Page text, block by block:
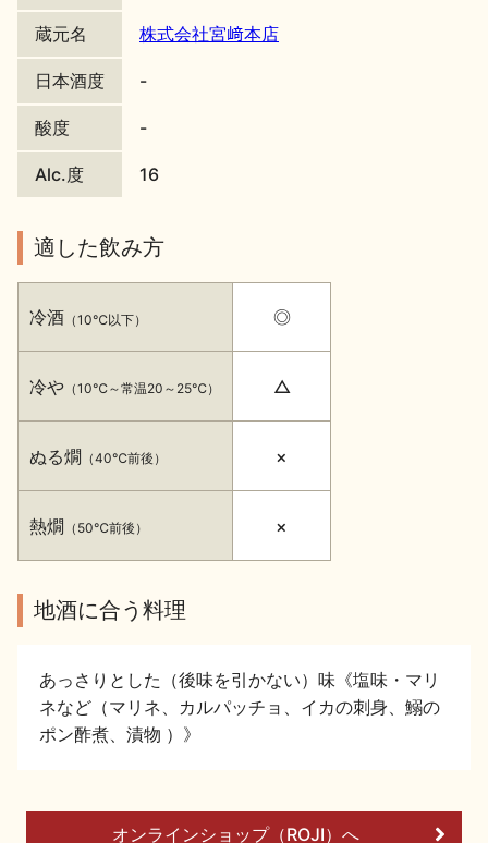
日本酒の楽しみ方特集
地酒・イベント情報
地酒蔵元会WEB展示会 地酒蔵元会利酒会
地酒蔵元会とは
蔵元名 株式会社宮﨑本店
日本酒度 -
酸度 -
Alc.度 16
適した飲み方
冷酒 （10℃以下）
冷や （10℃～常温20～25℃）
ぬる燗 （40℃前後）
熱燗 （50℃前後）
◎
△
×
×
地酒に合う料理
あっさりとした（後味を引かない）味《塩味・マリ
ネなど（マリネ、カルパッチョ、イカの刺身、鰯の
ポン酢煮、漬物 ）》
オンラインショップ（ROJI）へ